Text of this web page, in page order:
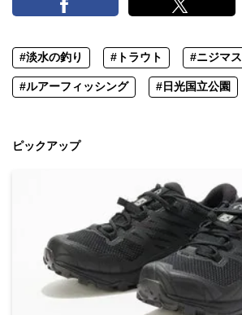
#淡水の釣り #トラウト #ニジマス
#ルアーフィッシング #日光国立公園
ピックアップ